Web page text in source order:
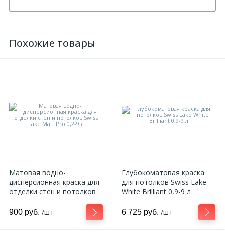
Похожие товары
Матовая водно-
дисперсионная краска для
отделки стен и потолков
900 руб. /шт
Глубокоматовая краска
для потолков Swiss Lake
White Brilliant 0,9-9 л
6 725 руб. /шт